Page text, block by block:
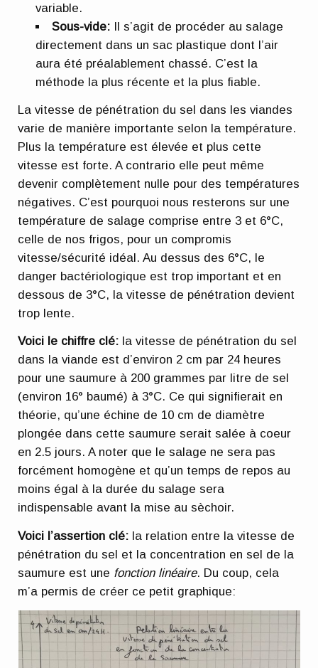
variable.
Sous-vide: Il s’agit de procéder au salage
directement dans un sac plastique dont l’air
aura été préalablement chassé. C’est la
méthode la plus récente et la plus fiable.
La vitesse de pénétration du sel dans les viandes
varie de manière importante selon la température.
Plus la température est élevée et plus cette
vitesse est forte. A contrario elle peut même
devenir complètement nulle pour des températures
négatives. C’est pourquoi nous resterons sur une
température de salage comprise entre 3 et 6°C,
celle de nos frigos, pour un compromis
vitesse/sécurité idéal. Au dessus des 6°C, le
danger bactériologique est trop important et en
dessous de 3°C, la vitesse de pénétration devient
trop lente.
Voici le chiffre clé: la vitesse de pénétration du sel
dans la viande est d’environ 2 cm par 24 heures
pour une saumure à 200 grammes par litre de sel
(environ 16° baumé) à 3°C. Ce qui signifierait en
théorie, qu’une échine de 10 cm de diamètre
plongée dans cette saumure serait salée à coeur
en 2.5 jours. A noter que le salage ne sera pas
forcément homogène et qu’un temps de repos au
moins égal à la durée du salage sera
indispensable avant la mise au sèchoir.
Voici l’assertion clé: la relation entre la vitesse de
pénétration du sel et la concentration en sel de la
saumure est une fonction linéaire. Du coup, cela
m’a permis de créer ce petit graphique: